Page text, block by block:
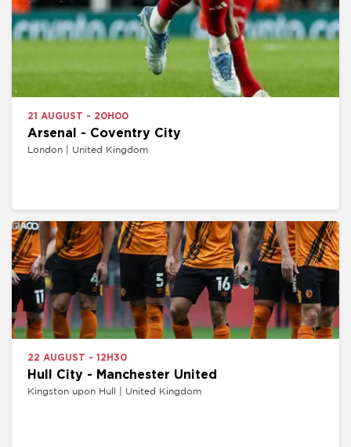
21 AUGUST - 20H00
Arsenal - Coventry City
London | United Kingdom
22 AUGUST - 12H30
Hull City - Manchester United
Kingston upon Hull | United Kingdom